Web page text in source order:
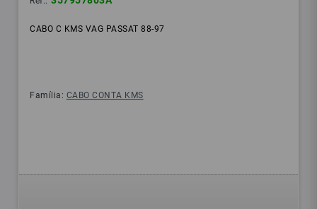
CABO C KMS VAG PASSAT 88-97
Família: CABO CONTA KMS